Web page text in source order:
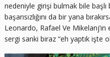
nedeniyle girişi bulmak bile başlı
başarısızlığını da bir yana
Leonardo, Rafael Ve
sergi sanki biraz “eh yaptık işte